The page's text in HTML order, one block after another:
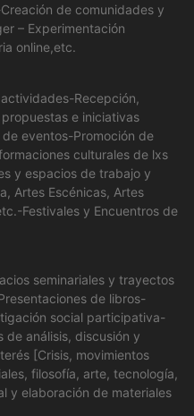
de comunidades y
– Experimentación
online,etc.
Recepción,
e iniciativas
eventos-Promoción de
culturales de lxs
y espacios de trabajo y
Artes Escénicas, Artes
Festivales y Encuentros de
seminariales y trayectos
de libros-
social participativa-
de análisis, discusión y
[Crisis, movimientos
filosofía, arte, tecnología,
y elaboración de materiales